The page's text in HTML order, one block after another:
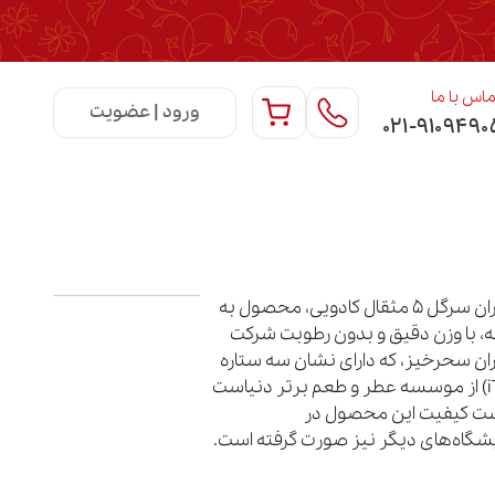
با ما
۹۱۰۹۴۹۰۵ ورود | عضویت
زعفران سرگل ۵ مثقال کادویی، محصول به
با وزن دقیق و بدون رطوبت شرکت
سحرخیز، که دارای نشان سه ستاره
(iTQi) از موسسه عطر و طعم برتر دنیاست
کیفیت این محصول در
دیگر نیز صورت گرفته است.